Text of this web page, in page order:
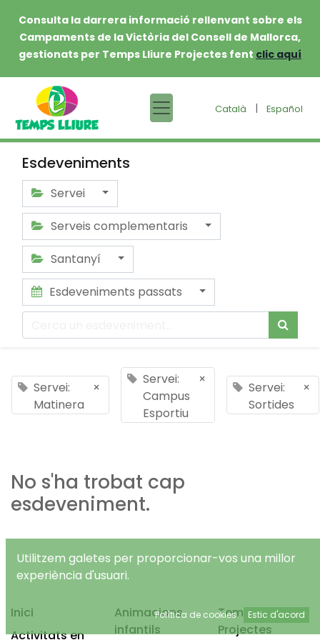
Consulta la darrera informació rellenvant sobre els
Campaments de la Victòria del Consell de Mallorca,
gestionats per Temps Lliure Projectes fent clic aquí
Català | Español
Esdeveniments
Servei
Serveis complementaris
Santanyí
Esdeveniments passats
Servei:
Matinera
×
Servei:
Campus
Esportiu
×
Servei:
Sortides
×
No s'ha trobat cap
esdeveniment.
Inici
Activitats en
Animacions
infantils
Temps Lliure
Projectes
Utilitzem galetes per proporcionar-vos una millor
experiència d'usuari.
Política de cookies Estic d'acord